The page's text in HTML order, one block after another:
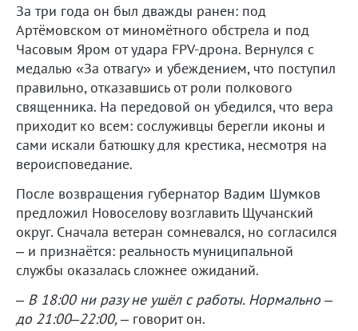
За три года он был дважды ранен: под
Артёмовском от миномётного обстрела и под
Часовым Яром от удара FPV-дрона. Вернулся с
медалью «За отвагу» и убеждением, что поступил
правильно, отказавшись от роли полкового
священника. На передовой он убедился, что вера
приходит ко всем: сослуживцы берегли иконы и
сами искали батюшку для крестика, несмотря на
вероисповедание.
После возвращения губернатор Вадим Шумков
предложил Новоселову возглавить Щучанский
округ. Сначала ветеран сомневался, но согласился
– и признаётся: реальность муниципальной
службы оказалась сложнее ожиданий.
– В 18:00 ни разу не ушёл с работы. Нормально –
до 21:00–22:00,– говорит он.